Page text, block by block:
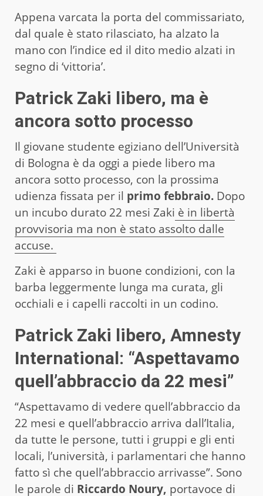
Appena varcata la porta del commissariato,
dal quale è stato rilasciato, ha alzato la
mano con l’indice ed il dito medio alzati in
segno di ‘vittoria’.
Patrick Zaki libero, ma è
ancora sotto processo
Il giovane studente egiziano dell’Università
di Bologna è da oggi a piede libero ma
ancora sotto processo, con la prossima
udienza fissata per il primo febbraio. Dopo
un incubo durato 22 mesi Zaki è in libertà
provvisoria ma non è stato assolto dalle
accuse.
Zaki è apparso in buone condizioni, con la
barba leggermente lunga ma curata, gli
occhiali e i capelli raccolti in un codino.
Patrick Zaki libero, Amnesty
International: “Aspettavamo
quell’abbraccio da 22 mesi”
“Aspettavamo di vedere quell’abbraccio da
22 mesi e quell’abbraccio arriva dall’Italia,
da tutte le persone, tutti i gruppi e gli enti
locali, l’università, i parlamentari che hanno
fatto sì che quell’abbraccio arrivasse”. Sono
le parole di Riccardo Noury, portavoce di